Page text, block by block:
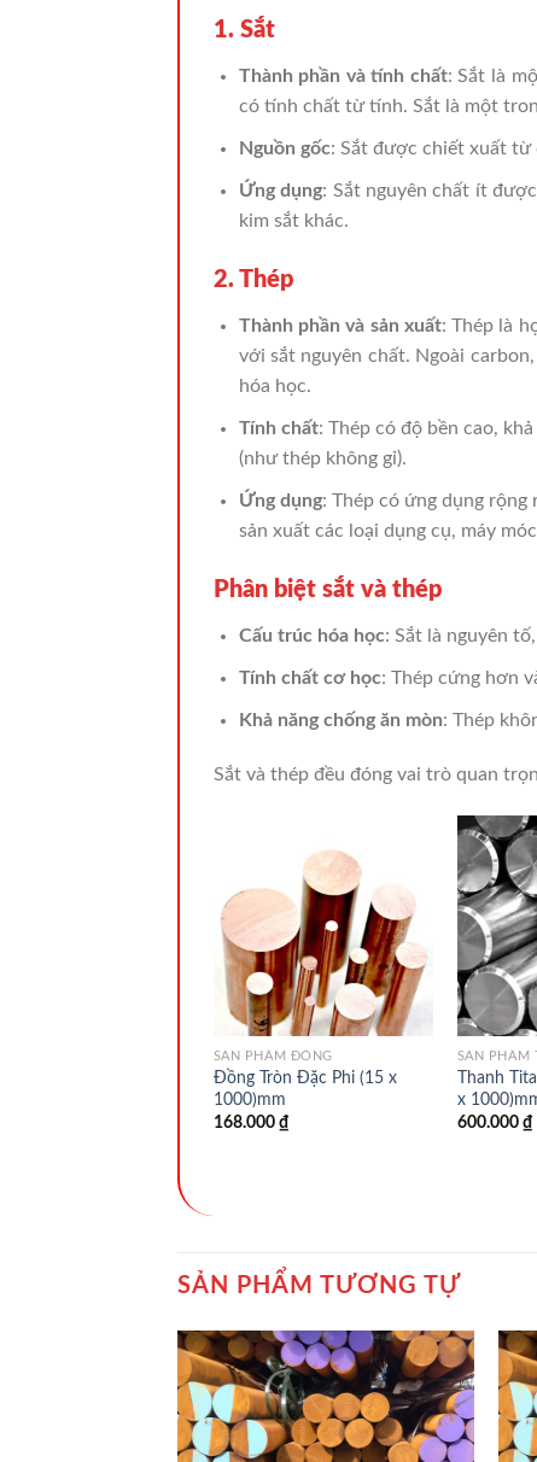
1. Sắt
Thành phần và tính chất: Sắt là
có tính chất từ tính. Sắt là một
Nguồn gốc: Sắt được chiết xuất từ
Ứng dụng: Sắt nguyên chất ít
kim sắt khác.
2. Thép
Thành phần và sản xuất: Thép là
với sắt nguyên chất. Ngoài
hóa học.
Tính chất: Thép có độ bền cao,
(như thép không gỉ).
Ứng dụng: Thép có ứng dụng rộng
sản xuất các loại dụng cụ, máy
Phân biệt sắt và thép
Cấu trúc hóa học: Sắt là nguyên
Tính chất cơ học: Thép cứng hơn
Khả năng chống ăn mòn: Thép
Sắt và thép đều đóng vai trò quan
SẢN PHẨM ĐỒNG
Đồng Tròn Đặc Phi (15 x
1000)mm
168.000 ₫
SẢN PHẨM
Thanh
x
600.000 ₫
SẢN PHẨM TƯƠNG TỰ